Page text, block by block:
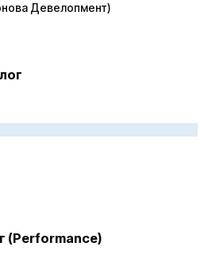
Девелопмент)
(Performance)